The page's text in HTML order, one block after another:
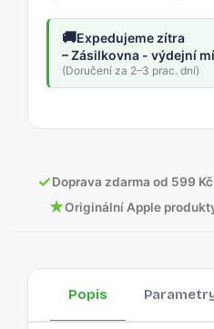
🚚Expedujeme zítra
– Zásilkovna - výdejní
(Doručení za 2–3 prac. dní)
✓Doprava zdarma od 599 Kč
★Originální Apple
Popis